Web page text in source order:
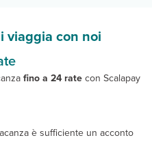
viaggia con noi
fino a 24 ratecon Scalapay
è sufficiente un acconto